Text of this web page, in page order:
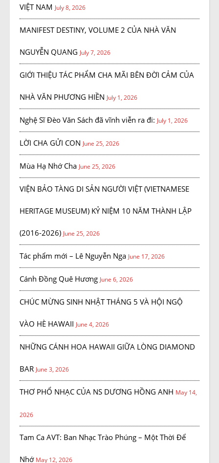
VIỆT NAM July 8, 2026
MANIFEST DESTINY, VOLUME 2 CỦA NHÀ VĂN
NGUYỄN QUANG July 7, 2026
GIỚI THIỆU TÁC PHẨM CHA MÃI BÊN ĐỜI CẢM CỦA
NHÀ VĂN PHƯƠNG HIỀN July 1, 2026
Nghệ Sĩ Đèo Văn Sách đã vĩnh viễn ra đi: July 1, 2026
LỜI CHA GỬI CON June 25, 2026
Mùa Hạ Nhớ Cha June 25, 2026
VIỆN BẢO TÀNG DI SẢN NGƯỜI VIỆT (VIETNAMESE
HERITAGE MUSEUM) KỶ NIỆM 10 NĂM THÀNH LẬP
(2016-2026) June 25, 2026
Tác phẩm mới – Lê Nguyễn Nga June 17, 2026
Cánh Đồng Quê Hương June 6, 2026
CHÚC MỪNG SINH NHẬT THÁNG 5 VÀ HỘI NGỘ
VÀO HÈ HAWAII June 4, 2026
NHỮNG CÁNH HOA HAWAII GIỮA LÒNG DIAMOND
BAR June 3, 2026
THƠ PHỔ NHẠC CỦA NS DƯƠNG HỒNG ANH May 14,
2026
Tam Ca AVT: Ban Nhạc Trào Phúng – Một Thời Để
Nhớ May 12, 2026